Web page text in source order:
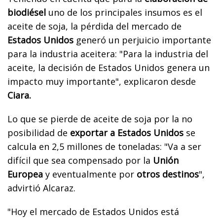
biodiésel uno de los principales insumos es el
aceite de soja, la pérdida del mercado de
Estados Unidos generó un perjuicio importante
para la industria aceitera: "Para la industria del
aceite, la decisión de Estados Unidos genera un
impacto muy importante", explicaron desde
Ciara.
Lo que se pierde de aceite de soja por la no
posibilidad de exportar a Estados Unidos se
calcula en 2,5 millones de toneladas: "Va a ser
difícil que sea compensado por la Unión
Europea y eventualmente por otros destinos",
advirtió Alcaraz.
"Hoy el mercado de Estados Unidos está